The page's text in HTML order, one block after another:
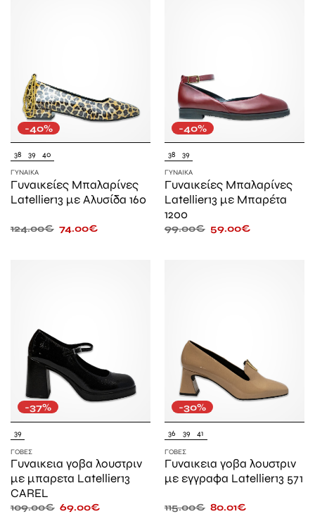
-40%
38 39 40
ΓΥΝΑΊΚΑ
Γυναικείες Μπαλαρίνες
Latellier13 με Αλυσίδα 160
124.00€ 74.00€
-40%
38 39
ΓΥΝΑΊΚΑ
Γυναικείες Μπαλαρίνες
Latellier13 με Μπαρέτα
1200
99.00€ 59.00€
-37%
39
ΓΌΒΕΣ
Γυναικεια γοβα λουστριν
με μπαρετα Latellier13
CAREL
109.00€ 69.00€
-30%
36 39 41
ΓΌΒΕΣ
Γυναικεια γοβα λουστριν
με εγγραφα Latellier13 571
115.00€ 80.01€